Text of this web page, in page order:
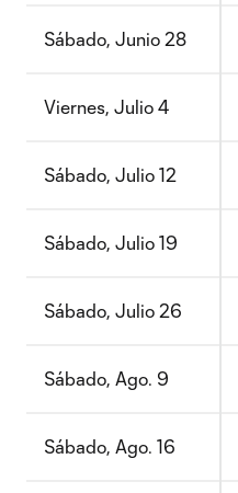
Sábado, Junio 28
Viernes, Julio 4
Sábado, Julio 12
Sábado, Julio 19
Sábado, Julio 26
Sábado, Ago. 9
Sábado, Ago. 16